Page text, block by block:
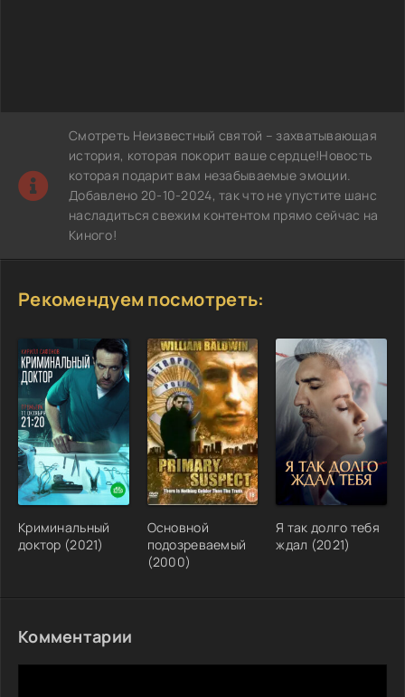
Смотреть Неизвестный святой – захватывающая
история, которая покорит ваше сердце!Новость
которая подарит вам незабываемые эмоции.
Добавлено 20-10-2024, так что не упустите шанс
насладиться свежим контентом прямо сейчас на
Киного!
Рекомендуем посмотреть:
Криминальный
доктор (2021)
Основной
подозреваемый
(2000)
Я так долго тебя
ждал (2021)
Комментарии